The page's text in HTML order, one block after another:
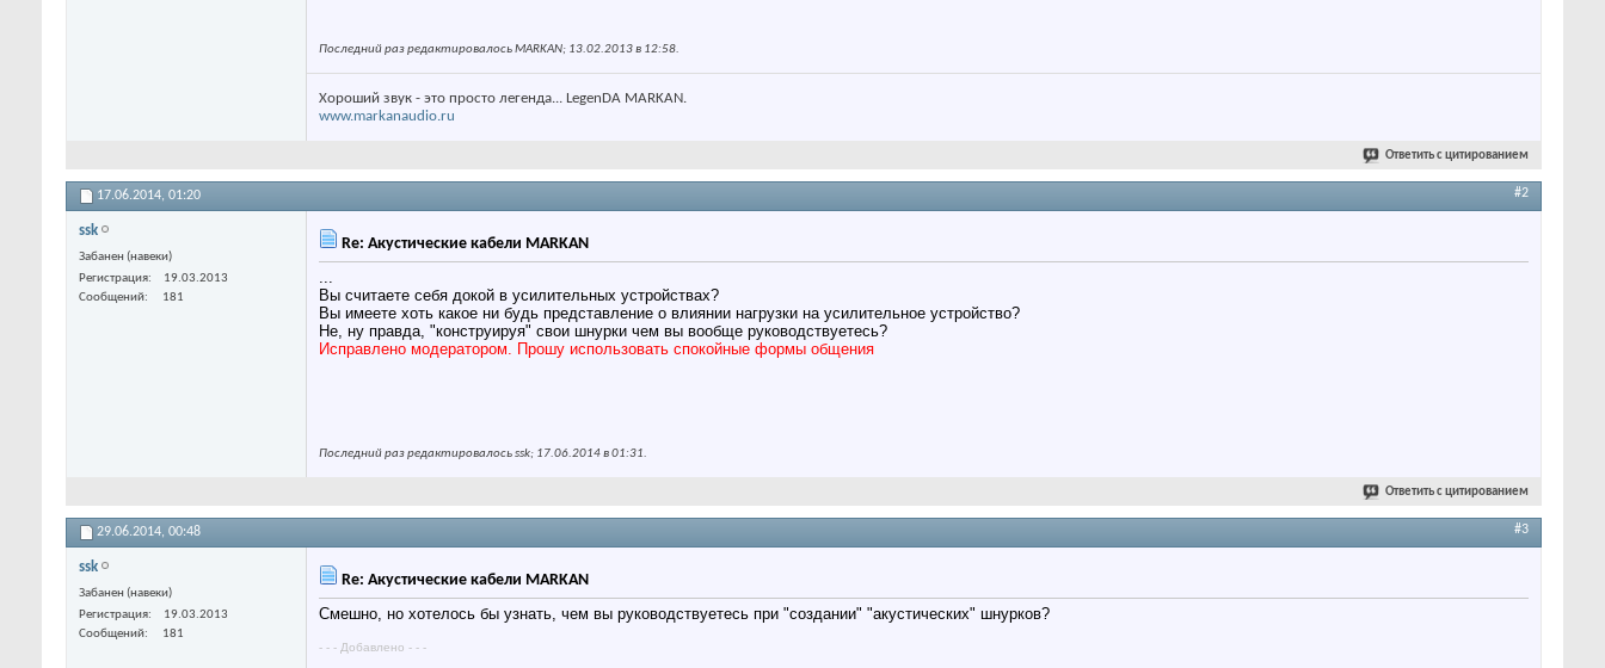
Последний раз редактировалось MARKAN; 13.02.2013 в 12:58.
Хороший звук - это просто легенда... LegenDA MARKAN.
www.markanaudio.ru
Ответить с цитированием
17.06.2014, 01:20 #2
ssk
Забанен (навеки)
Регистрация
19.03.2013
Сообщений
181
Re: Акустические кабели MARKAN
...
Вы считаете себя докой в усилительных устройствах?
Вы имеете хоть какое ни будь представление о влиянии нагрузки на усилительное устройство?
Не, ну правда, "конструируя" свои шнурки чем вы вообще руководствуетесь?
Исправлено модератором. Прошу использовать спокойные формы общения
Последний раз редактировалось ssk; 17.06.2014 в01:31.
Ответить с цитированием
29.06.2014, 00:48 #3
ssk
Забанен (навеки)
Регистрация
19.03.2013
Сообщений
181
Re: Акустические кабели MARKAN
Смешно, но хотелось бы узнать, чем вы руководствуетесь при "создании" "акустических" шнурков?
- - - Добавлено - - -